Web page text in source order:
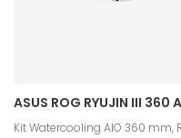
ASUS ROG RYUJIN III
Kit Watercooling AIO 360 mm,